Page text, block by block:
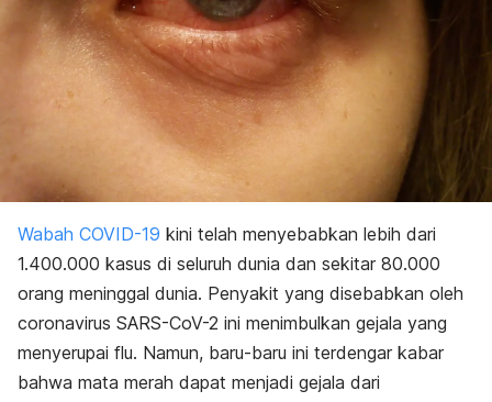
Wabah COVID-19 kini telah menyebabkan lebih dari
1.400.000 kasus di seluruh dunia dan sekitar 80.000
orang meninggal dunia. Penyakit yang disebabkan oleh
coronavirus SARS-CoV-2 ini menimbulkan gejala yang
menyerupai flu. Namun, baru-baru ini terdengar kabar
bahwa mata merah dapat menjadi gejala dari